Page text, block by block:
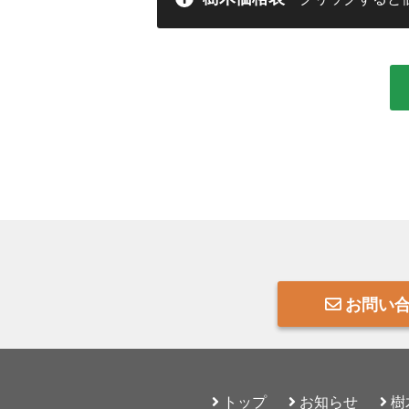
お問い
トップ お知らせ 樹